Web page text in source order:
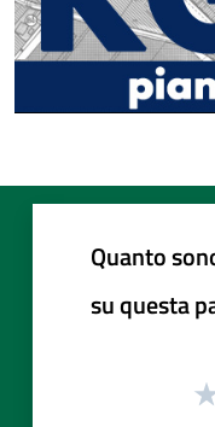
Quanto
su questa